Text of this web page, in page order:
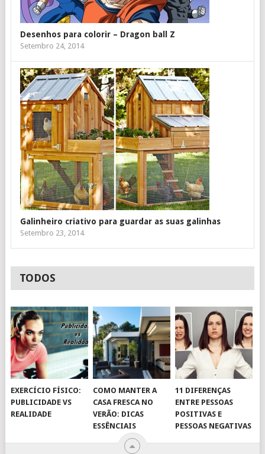
Desenhos para colorir – Dragon ball Z
Setembro 24, 2014
Galinheiro criativo para guardar as suas galinhas
Setembro 23, 2014
TODOS
EXERCÍCIO FÍSICO:
PUBLICIDADE VS
REALIDADE
COMO MANTER A
CASA FRESCA NO
VERÃO: DICAS
ESSÊNCIAIS
11 DIFERENÇAS
ENTRE PESSOAS
POSITIVAS E
PESSOAS NEGATIVAS